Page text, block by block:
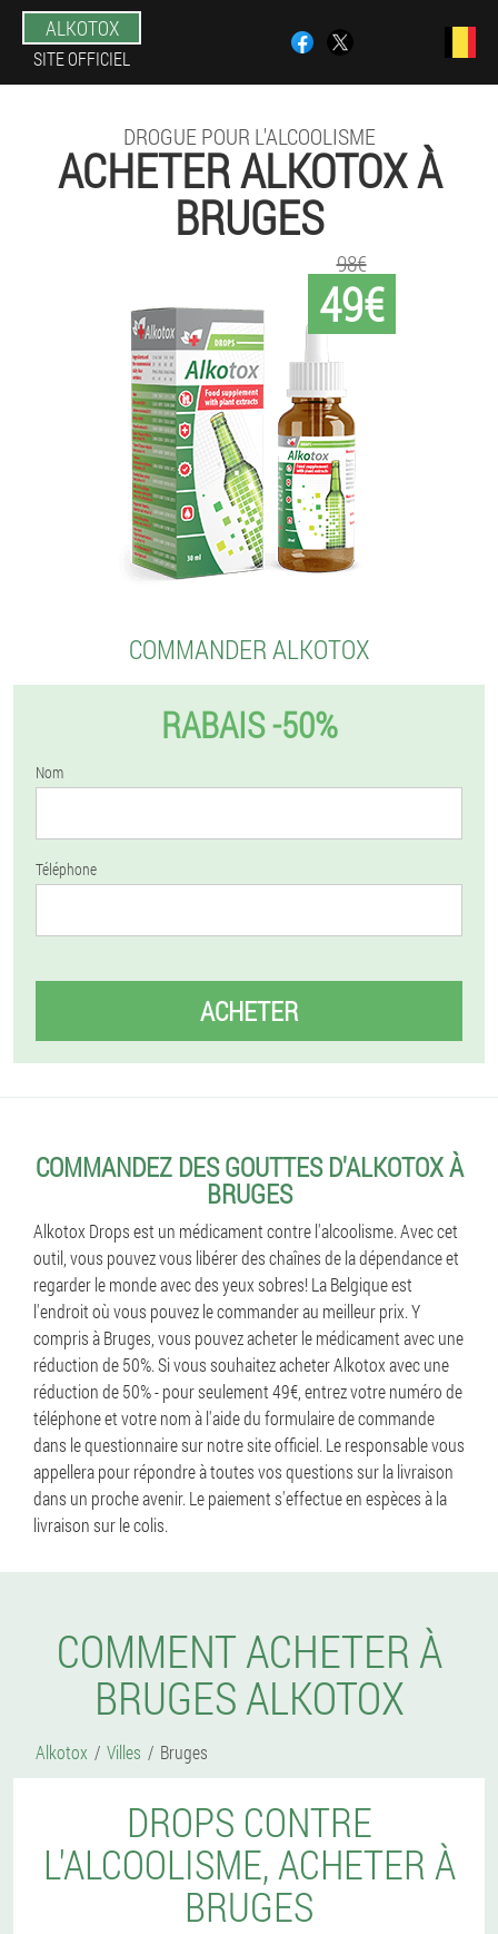
ALKOTOX
SITE OFFICIEL
DROGUE POUR L'ALCOOLISME
ACHETER ALKOTOX À
BRUGES
49€
98€
COMMANDER ALKOTOX
RABAIS -50%
Nom
Téléphone
ACHETER
COMMANDEZ DES GOUTTES D'ALKOTOX À
BRUGES
Alkotox Drops est un médicament contre l'alcoolisme. Avec cet
outil, vous pouvez vous libérer des chaînes de la dépendance et
regarder le monde avec des yeux sobres! La Belgique est
l'endroit où vous pouvez le commander au meilleur prix. Y
compris à Bruges, vous pouvez acheter le médicament avec une
réduction de 50%. Si vous souhaitez acheter Alkotox avec une
réduction de 50% - pour seulement 49€, entrez votre numéro de
téléphone et votre nom à l'aide du formulaire de commande
dans le questionnaire sur notre site officiel. Le responsable vous
appellera pour répondre à toutes vos questions sur la livraison
dans un proche avenir. Le paiement s'effectue en espèces à la
livraison sur le colis.
COMMENT ACHETER À
BRUGES ALKOTOX
Alkotox Villes Bruges
DROPS CONTRE
L'ALCOOLISME, ACHETER À
BRUGES